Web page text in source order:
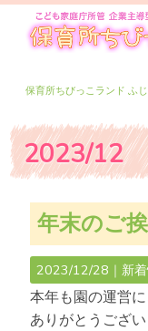
保育所ちびっこランド ふ
2023/12
年末のご
2023/12/28｜新
本年も園の運営
ありがとうござ